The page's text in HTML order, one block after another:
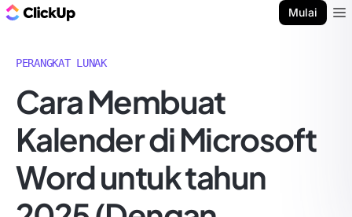
Mulai
PERANGKAT LUNAK
Cara Membuat
Kalender di Microsoft
Word untuk tahun